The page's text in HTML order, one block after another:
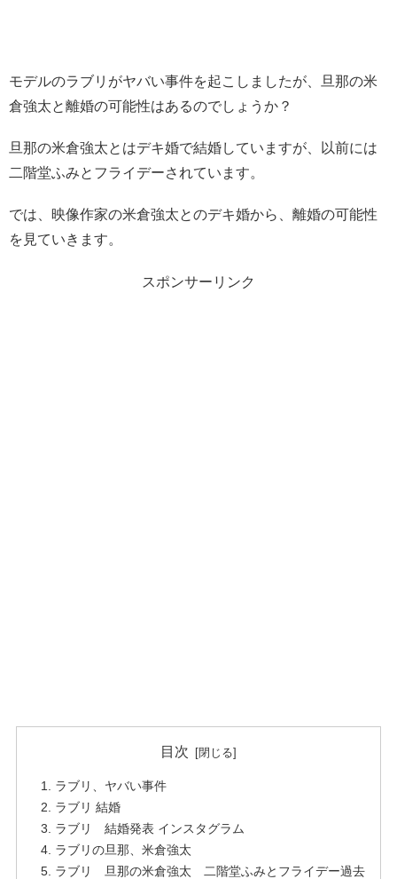
モデルのラブリがヤバい事件を起こしましたが、旦那の米
倉強太と離婚の可能性はあるのでしょうか？
旦那の米倉強太とはデキ婚で結婚していますが、以前には
二階堂ふみとフライデーされています。
では、映像作家の米倉強太とのデキ婚から、離婚の可能性
を見ていきます。
スポンサーリンク
目次
ラブリ、ヤバい事件
ラブリ 結婚
ラブリ 結婚発表 インスタグラム
ラブリの旦那、米倉強太
ラブリ 旦那の米倉強太 二階堂ふみとフライデー過去